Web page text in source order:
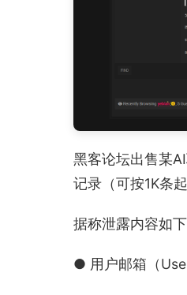
黑客论坛出售某
记录（可按1K条
据称泄露内容如下
● 用户邮箱（